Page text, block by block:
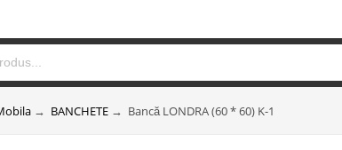
→ BANCHETE → Bancă LONDRA (60 * 60) K-1